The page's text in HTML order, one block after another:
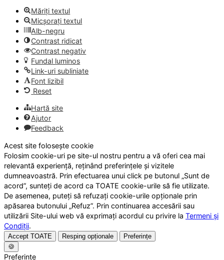
Măriți textul
Micșorați textul
Alb-negru
Contrast ridicat
Contrast negativ
Fundal luminos
Link-uri subliniate
Font lizibil
Reset
Hartă site
Ajutor
Feedback
Acest site folosește cookie
Folosim cookie-uri pe site-ul nostru pentru a vă oferi cea mai
relevantă experiență, reținând preferințele și vizitele
dumneavoastră. Prin efectuarea unui click pe butonul „Sunt de
acord”, sunteți de acord ca TOATE cookie-urile să fie utilizate.
De asemenea, puteți să refuzați cookie-urile opționale prin
apăsarea butonului „Refuz”. Prin continuarea accesării sau
utilizării Site-ului web vă exprimați acordul cu privire la Termeni și
Condiții.
Accept TOATE Resping opționale
Preferințe
🍪
Preferințe